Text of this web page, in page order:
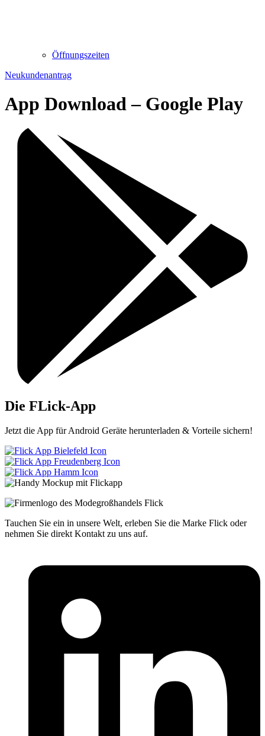
Öffnungszeiten
Neukundenantrag
App Download – Google Play
Die FLick-App
Jetzt die App für Android Geräte herunterladen & Vorteile sichern!
Tauchen Sie ein in unsere Welt, erleben Sie die Marke Flick oder
nehmen Sie direkt Kontakt zu uns auf.